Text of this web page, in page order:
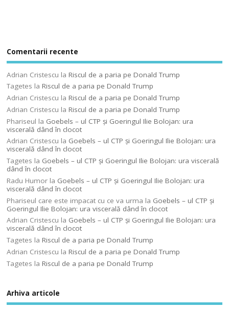
Comentarii recente
Adrian Cristescu laRiscul de a paria pe Donald Trump
Tagetes laRiscul de a paria pe Donald Trump
Adrian Cristescu laRiscul de a paria pe Donald Trump
Adrian Cristescu laRiscul de a paria pe Donald Trump
Phariseul la Goebels – ul CTP şi Goeringul Ilie Bolojan: ura
viscerală dând în clocot
Adrian Cristescu la Goebels – ul CTP şi Goeringul Ilie Bolojan: ura
viscerală dând în clocot
Tagetes la Goebels – ul CTP şi Goeringul Ilie Bolojan: ura viscerală
dând în clocot
Radu Humor la Goebels – ul CTP şi Goeringul Ilie Bolojan: ura
viscerală dând în clocot
Phariseul care este impacat cu ce va urma la Goebels – ul CTP şi
Goeringul Ilie Bolojan: ura viscerală dând în clocot
Adrian Cristescu la Goebels – ul CTP şi Goeringul Ilie Bolojan: ura
viscerală dând în clocot
Tagetes laRiscul de a paria pe Donald Trump
Adrian Cristescu laRiscul de a paria pe Donald Trump
Tagetes laRiscul de a paria pe Donald Trump
Arhiva articole